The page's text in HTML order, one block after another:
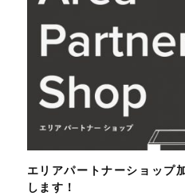
エリアパートナーショップ
します！